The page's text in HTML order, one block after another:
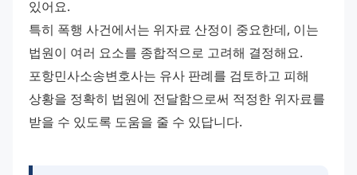
있어요.
특히 폭행 사건에서는 위자료 산정이 중요한데, 이는
법원이 여러 요소를 종합적으로 고려해 결정해요.
포항민사소송변호사는 유사 판례를 검토하고 피해
상황을 정확히 법원에 전달함으로써 적정한 위자료를
받을 수 있도록 도움을 줄 수 있답니다.